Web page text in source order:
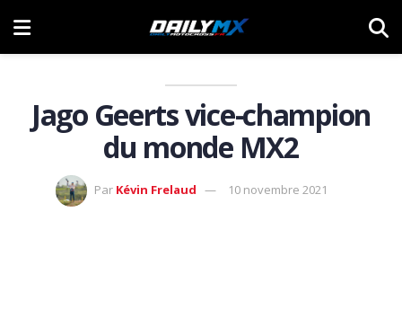
Jago Geerts vice-champion
du monde MX2
Par Kévin Frelaud 10 novembre 2021